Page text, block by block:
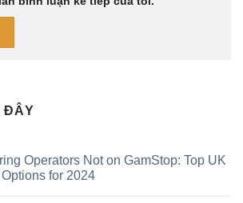
ĐÂY
Operators Not on GamStop: Top UK
for 2024